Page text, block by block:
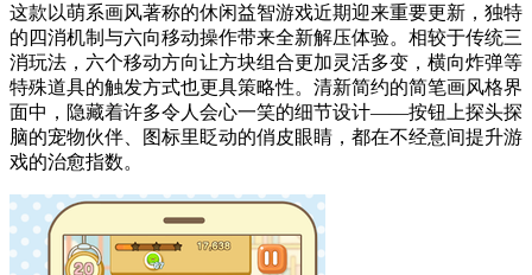
这款以萌系画风著称的休闲益智游戏近期迎来重要更新，独特
的四消机制与六向移动操作带来全新解压体验。相较于传统三
消玩法，六个移动方向让方块组合更加灵活多变，横向炸弹等
特殊道具的触发方式也更具策略性。清新简约的简笔画风格界
面中，隐藏着许多令人会心一笑的细节设计——按钮上探头探
脑的宠物伙伴、图标里眨动的俏皮眼睛，都在不经意间提升游
戏的治愈指数。